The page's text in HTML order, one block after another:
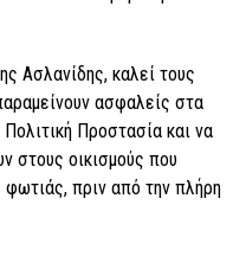
Ασλανίδης, καλεί τους
ασφαλείς στα
Προστασία και να
στους οικισμούς που
πριν από την πλήρη